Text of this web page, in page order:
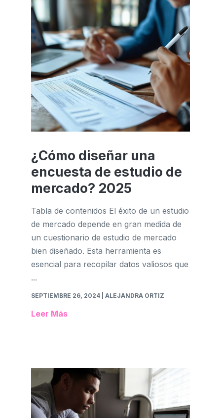
¿Cómo diseñar una
encuesta de estudio de
mercado? 2025
Tabla de contenidos El éxito de un estudio
de mercado depende en gran medida de
un cuestionario de estudio de mercado
bien diseñado. Esta herramienta es
esencial para recopilar datos valiosos que
...
SEPTIEMBRE 26, 2024 | ALEJANDRA ORTIZ
Leer Más